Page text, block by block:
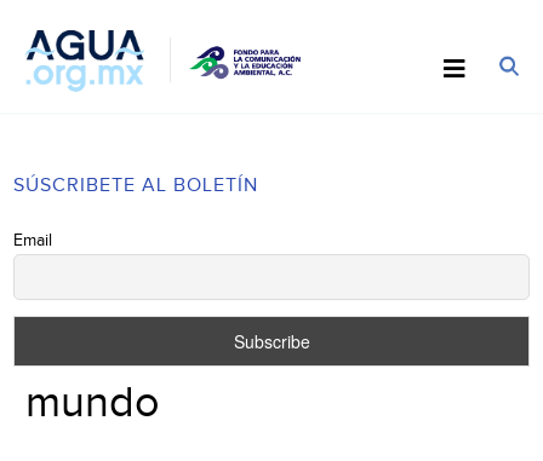
SÚSCRIBETE AL BOLETÍN
Email
mundo